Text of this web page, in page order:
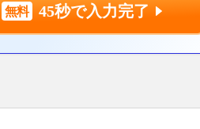
45秒で入力完了